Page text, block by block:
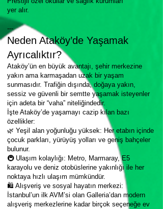
yer alır.
---
Neden Ataköy’de Yaşamak
Ayrıcalıktır?
Ataköy’ün en büyük avantajı, şehir merkezine
yakın ama karmaşadan uzak bir yaşam
sunmasıdır. Trafiğin dışında, doğaya yakın,
sessiz ve güvenli bir semtte yaşamak isteyenler
için adeta bir “vaha” niteliğindedir.
İşte Ataköy’de yaşamayı cazip kılan bazı
özellikler:
🌿 Yeşil alan yoğunluğu yüksek: Her etabın içinde
çocuk parkları, yürüyüş yolları ve geniş bahçeler
bulunur.
🚇 Ulaşım kolaylığı: Metro, Marmaray, E5
karayolu ve deniz otobüslerine yakınlığı ile her
noktaya hızlı ulaşım mümkündür.
🛍 Alışveriş ve sosyal hayatın merkezi:
İstanbul’un ilk AVM’si olan Galleria’dan modern
alışveriş merkezlerine kadar birçok seçeneğe ev